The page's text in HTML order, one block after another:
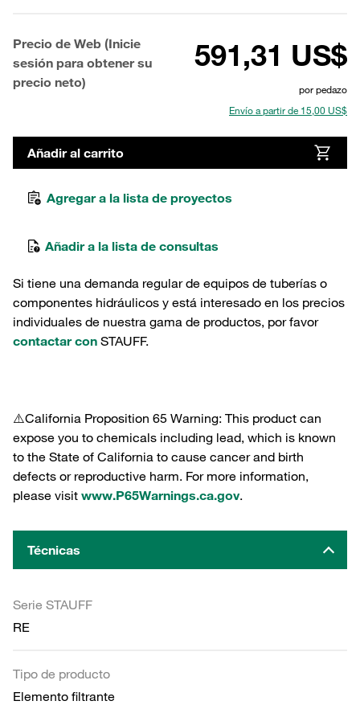
Precio de Web (Inicie
sesión para obtener su
precio neto)
591,31 US$
por pedazo
Envío a partir de 15,00 US$
Añadir al carrito
Agregar a la lista de proyectos
Añadir a la lista de consultas
Si tiene una demanda regular de equipos de tuberías o
componentes hidráulicos y está interesado en los precios
individuales de nuestra gama de productos, por favor
contactar con STAUFF.
⚠️California Proposition 65 Warning: This product can
expose you to chemicals including lead, which is known
to the State of California to cause cancer and birth
defects or reproductive harm. For more information,
please visit www.P65Warnings.ca.gov.
Técnicas
Serie STAUFF
RE
Tipo de producto
Elemento filtrante